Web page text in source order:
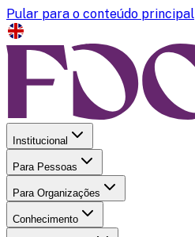
Pular para o conteúdo principal
Institucional
Para Pessoas
Para Organizações
Conhecimento